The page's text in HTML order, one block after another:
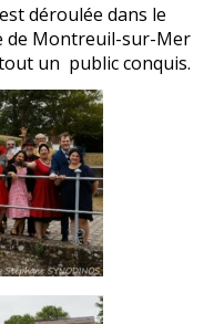
déroulée dans le
de Montreuil-sur-Mer
un public conquis.